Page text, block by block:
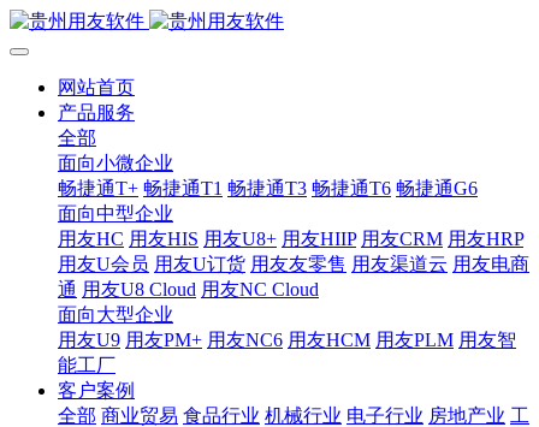
网站首页
产品服务
全部
面向小微企业
畅捷通T+ 畅捷通T1 畅捷通T3 畅捷通T6 畅捷通G6
面向中型企业
用友HC 用友HIS 用友U8+ 用友HIIP 用友CRM 用友HRP
用友U会员 用友U订货 用友友零售 用友渠道云 用友电商
通 用友U8 Cloud 用友NC Cloud
面向大型企业
用友U9 用友PM+ 用友NC6 用友HCM 用友PLM 用友智
能工厂
客户案例
全部 商业贸易 食品行业 机械行业 电子行业 房地产业 工